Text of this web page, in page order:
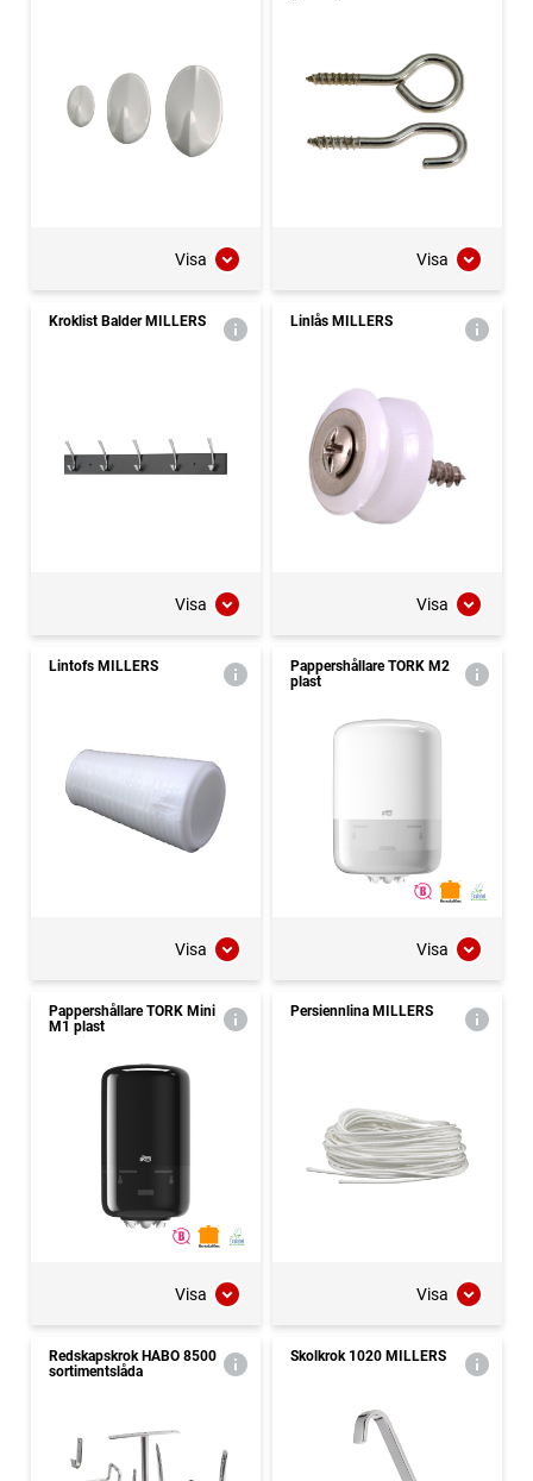
Visa Visa
Kroklist Balder MILLERS
Visa
Linlås MILLERS
Visa
Lintofs MILLERS
Visa
Pappershållare TORK M2
plast
Visa
Pappershållare TORK Mini
M1 plast
Visa
Persiennlina MILLERS
Visa
Redskapskrok HABO 8500
sortimentslåda
Skolkrok 1020 MILLERS